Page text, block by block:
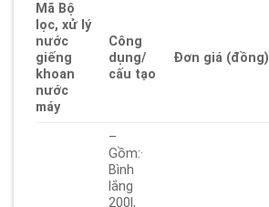
Mã Bộ
lọc, xử lý
nước
giếng
khoan
nước
máy
Công
dụng/
cấu tạo
Đơn giá (đồng)
–
Gồm:·
Bình
lắng
200l,